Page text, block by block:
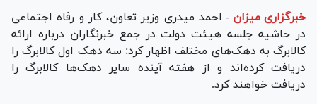
خبرگزاری میزان - احمد میدری وزیر تعاون، کار و رفاه اجتماعی
در حاشیه جلسه هیئت دولت در جمع خبرنگاران درباره ارائه
کالابرگ به دهک‌های مختلف اظهار کرد: سه دهک اول کالابرگ را
دریافت کرده‌اند و از هفته آینده سایر دهک‌ها کالابرگ را
دریافت خواهند کرد.